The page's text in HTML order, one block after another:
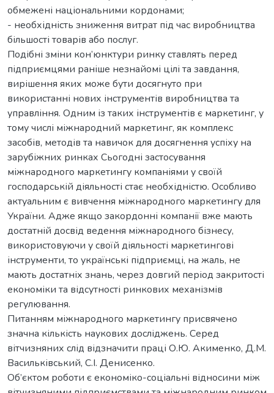
обмежені національними кордонами;
- необхідність зниження витрат під час виробництва
більшості товарів або послуг.
Подібні зміни кон’юнктури ринку ставлять перед
підприємцями раніше незнайомі цілі та завдання,
вирішення яких може бути досягнуто при
використанні нових інструментів виробництва та
управління. Одним із таких інструментів є маркетинг, у
тому числі міжнародний маркетинг, як комплекс
засобів, методів та навичок для досягнення успіху на
зарубіжних ринках Сьогодні застосування
міжнародного маркетингу компаніями у своїй
господарській діяльності стає необхідністю. Особливо
актуальним є вивчення міжнародного маркетингу для
України. Адже якщо закордонні компанії вже мають
достатній досвід ведення міжнародного бізнесу,
використовуючи у своїй діяльності маркетингові
інструменти, то українські підприємці, на жаль, не
мають достатніх знань, через довгий період закритості
економіки та відсутності ринкових механізмів
регулювання.
Питанням міжнародного маркетингу присвячено
значна кількість наукових досліджень. Cеред
вітчизняних слід відзначити праці О.Ю. Акименко, Д.М.
Васильківський, С.І. Денисенко.
Об’єктом роботи є економіко-соціальні відносини між